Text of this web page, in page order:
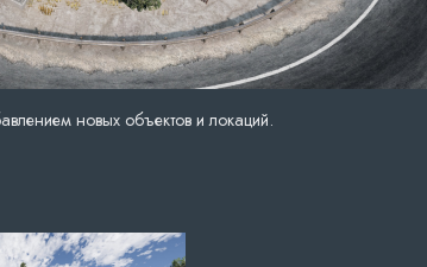
новых объектов и локаций.